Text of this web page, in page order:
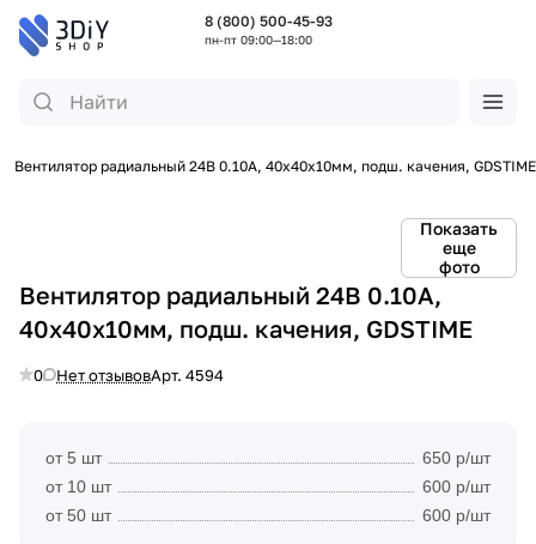
8 (800) 500-45-93
пн-пт 09:00—18:00
Вентилятор радиальный 24В 0.10А, 40х40х10мм, подш. качения, GDSTIME
Показать
еще
фото
Вентилятор радиальный 24В 0.10А,
40х40х10мм, подш. качения, GDSTIME
0 Нет отзывовАрт. 4594
от 5 шт
650 р/шт
от 10 шт
600 р/шт
от 50 шт
600 р/шт